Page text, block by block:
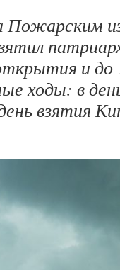
и до
ходы: в
взятия